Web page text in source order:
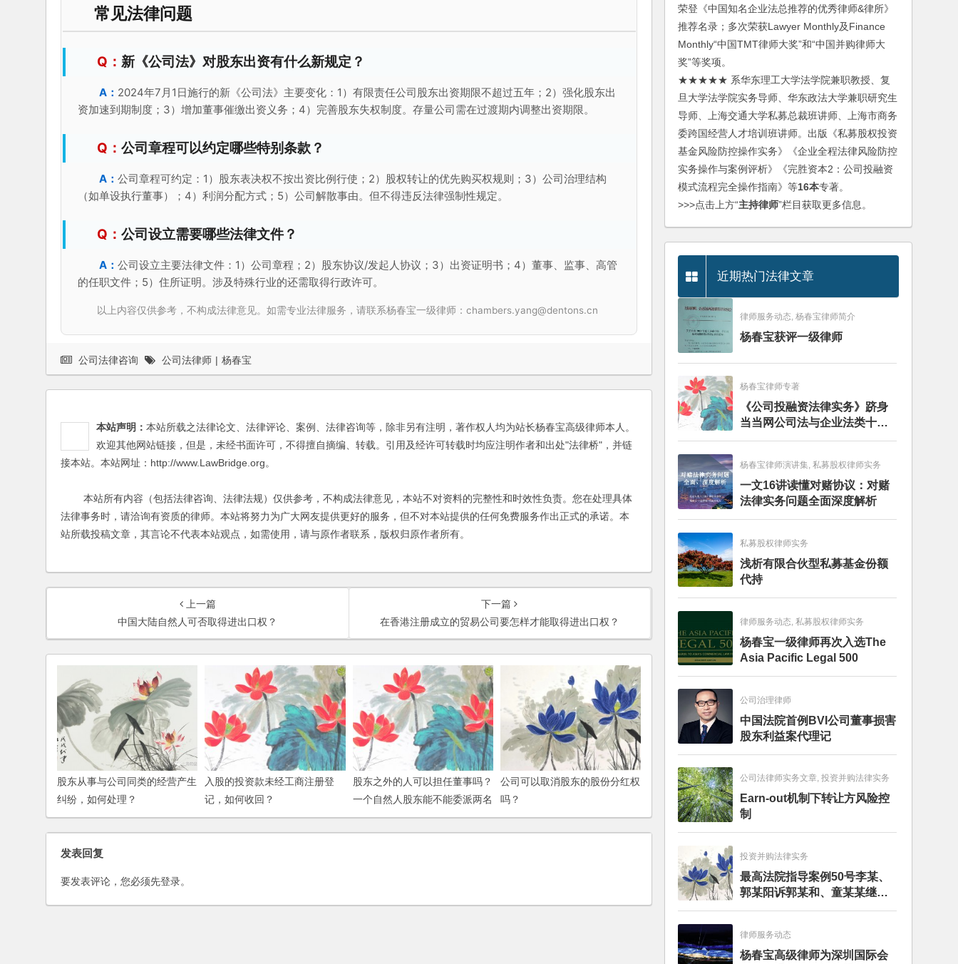
常见法律问题
新《公司法》对股东出资有什么新规定？
2024年7月1日施行的新《公司法》主要变化：1）有限责任公司股东出资期限不超过五年；2）强化股东出
资加速到期制度；3）增加董事催缴出资义务；4）完善股东失权制度。存量公司需在过渡期内调整出资期限。
公司章程可以约定哪些特别条款？
公司章程可约定：1）股东表决权不按出资比例行使；2）股权转让的优先购买权规则；3）公司治理结构
（如单设执行董事）；4）利润分配方式；5）公司解散事由。但不得违反法律强制性规定。
公司设立需要哪些法律文件？
公司设立主要法律文件：1）公司章程；2）股东协议/发起人协议；3）出资证明书；4）董事、监事、高管
的任职文件；5）住所证明。涉及特殊行业的还需取得行政许可。
以上内容仅供参考，不构成法律意见。如需专业法律服务，请联系杨春宝一级律师：chambers.yang@dentons.cn
公司法律咨询 公司法律师 | 杨春宝
本站声明： 本站所载之法律论文、法律评论、案例、法律咨询等，除非另有注明，著作权人均为站长杨春宝高级律师本人。
欢迎其他网站链接，但是，未经书面许可，不得擅自摘编、转载。引用及经许可转载时均应注明作者和出处"法律桥"，并链
接本站。本站网址：http://www.LawBridge.org。
本站所有内容（包括法律咨询、法律法规）仅供参考，不构成法律意见，本站不对资料的完整性和时效性负责。您在处理具体
法律事务时，请洽询有资质的律师。本站将努力为广大网友提供更好的服务，但不对本站提供的任何免费服务作出正式的承诺。本
站所载投稿文章，其言论不代表本站观点，如需使用，请与原作者联系，版权归原作者所有。
上一篇
中国大陆自然人可否取得进出口权？
下一篇
在香港注册成立的贸易公司要怎样才能取得进出口权？
股东从事与公司同类的经营产生
纠纷，如何处理？
入股的投资款未经工商注册登
记，如何收回？
股东之外的人可以担任董事吗？
一个自然人股东能不能委派两名
代表担任董事？
公司可以取消股东的股份分红权
吗？
发表回复
要发表评论，您必须先登录。
荣登《中国知名企业法总推荐的优秀律师&律所》
推荐名录；多次荣获Lawyer Monthly及Finance
Monthly“中国TMT律师大奖”和“中国并购律师大
奖”等奖项。
★★★★★ 系华东理工大学法学院兼职教授、复
旦大学法学院实务导师、华东政法大学兼职研究生
导师、上海交通大学私募总裁班讲师、上海市商务
委跨国经营人才培训班讲师。出版《私募股权投资
基金风险防控操作实务》《企业全程法律风险防控
实务操作与案例评析》《完胜资本2：公司投融资
模式流程完全操作指南》等16本专著。
>>>点击上方“主持律师”栏目获取更多信息。
近期热门法律文章
律师服务动态, 杨春宝律师简介
杨春宝获评一级律师
杨春宝律师专著
《公司投融资法律实务》跻身
当当网公司法与企业法类十大
畅销图书榜
杨春宝律师演讲集, 私募股权律师实务
一文16讲读懂对赌协议：对赌
法律实务问题全面深度解析
私募股权律师实务
浅析有限合伙型私募基金份额
代持
律师服务动态, 私募股权律师实务
杨春宝一级律师再次入选The
Asia Pacific Legal 500
公司治理律师
中国法院首例BVI公司董事损害
股东利益案代理记
公司法律师实务文章, 投资并购法律实务
Earn-out机制下转让方风险控
制
投资并购法律实务
最高法院指导案例50号李某、
郭某阳诉郭某和、童某某继承
纠纷案
律师服务动态
杨春宝高级律师为深圳国际会